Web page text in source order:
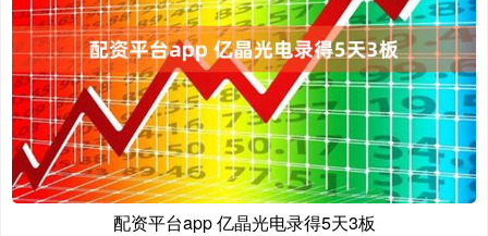
配资平台app 亿晶光电录得5天3板